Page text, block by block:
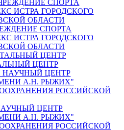
СПОРТА
ИСТРА ГОРОДСКОГО
ОБЛАСТИ
ЦЕНТР
ЦЕНТР
А.Н. РЫЖИХ"
РОССИЙСКОЙ